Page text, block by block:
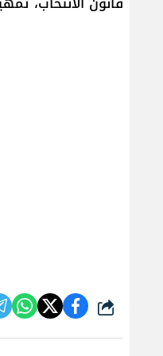
شارك